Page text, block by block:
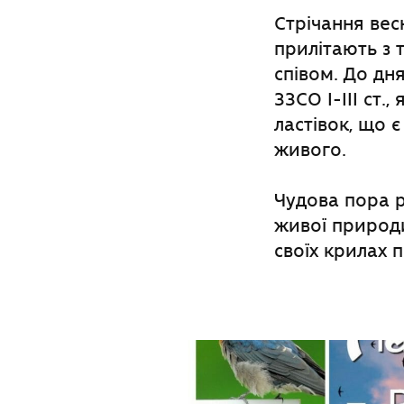
Стрічання
прилітають з
співом. До
ЗЗСО І-ІІІ
ластівок, що
живого.
Чудова пора
живої
своїх крилах